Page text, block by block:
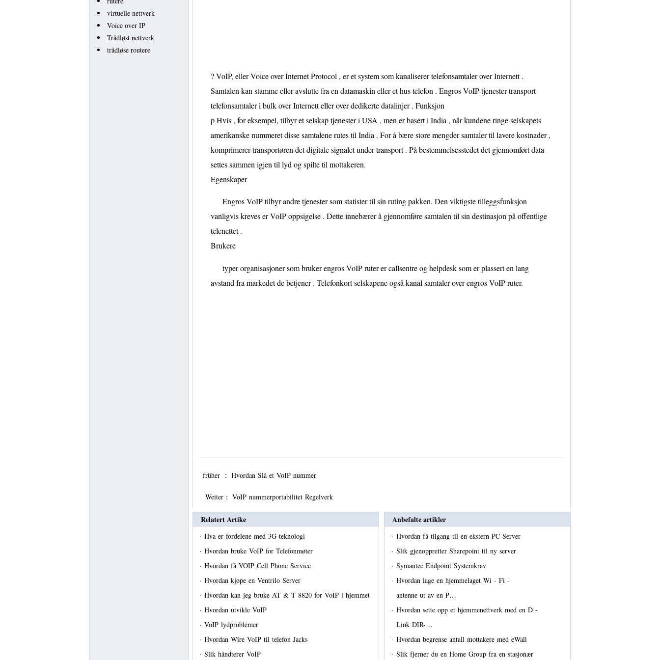
virtuelle nettverk
Voice over IP
Trådløst nettverk
trådløse routere
? VoIP, eller Voice over Internet Protocol , er et system som kanaliserer telefonsamtaler over Internett .
Samtalen kan stamme eller avslutte fra en datamaskin eller et hus telefon . Engros VoIP-tjenester transport
telefonsamtaler i bulk over Internett eller over dedikerte datalinjer . Funksjon
p Hvis , for eksempel, tilbyr et selskap tjenester i USA , men er basert i India , når kundene ringe selskapets
amerikanske nummeret disse samtalene rutes til India . For å bære store mengder samtaler til lavere kostnader ,
komprimerer transportøren det digitale signalet under transport . På bestemmelsesstedet det gjennomført data
settes sammen igjen til lyd og spilte til mottakeren.
Egenskaper
Engros VoIP tilbyr andre tjenester som statister til sin ruting pakken. Den viktigste tilleggsfunksjon
vanligvis kreves er VoIP oppsigelse . Dette innebærer å gjennomføre samtalen til sin destinasjon på offentlige
telenettet .
Brukere
typer organisasjoner som bruker engros VoIP ruter er callsentre og helpdesk som er plassert en lang
avstand fra markedet de betjener . Telefonkort selskapene også kanal samtaler over engros VoIP ruter.
früher ： Hvordan Slå et VoIP nummer
Weiter： VoIP nummerportabilitet Regelverk
Relatert Artike
· Hva er fordelene med 3G-teknologi
· Hvordan bruke VoIP for Telefonmøter
· Hvordan få VOIP Cell Phone Service
· Hvordan kjøpe en Ventrilo Server
· Hvordan kan jeg bruke AT & T 8820 for VoIP i hjemmet
· Hvordan utvikle VoIP
· VoIP lydproblemer
· Hvordan Wire VoIP til telefon Jacks
· Slik håndterer VoIP
Anbefalte artikler
· Hvordan få tilgang til en ekstern PC Server
· Slik gjenoppretter Sharepoint til ny server
· Symantec Endpoint Systemkrav
· Hvordan lage en hjemmelaget Wi - Fi -
antenne ut av en P…
· Hvordan sette opp et hjemmenettverk med en D -
Link DIR-…
· Hvordan begrense antall mottakere med eWall
· Slik fjerner du en Home Group fra en stasjonær